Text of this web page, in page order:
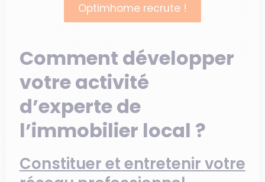
Optimhome recrute !
Comment développer
votre activité
d’experte de
l’immobilier local ?
Constituer et entretenir votre